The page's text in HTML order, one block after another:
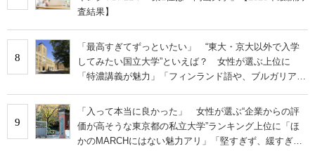
査結果】
8
「最高すぎてずっといたい」 “東大・京大以外で入学
してみたい国立大学”といえば？ 女性が選ぶ上位に
「特濃講義が魅力」「フィンランド語や、ブルガリア語
9
「入って本当に良かった」 女性が選ぶ“企業からの評
価が高そうな東京都の私立大学”ランキング上位に「ほ
かのMARCHにはない魅力アリ」「堅すぎず、緩すぎな